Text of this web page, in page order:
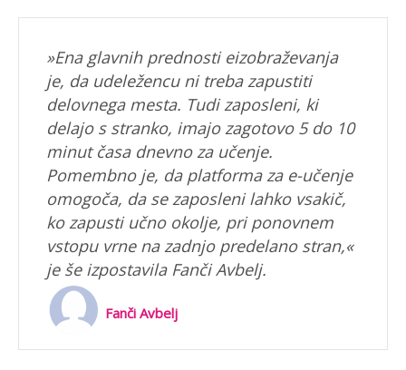
»Ena glavnih prednosti eizobraževanja
je, da udeležencu ni treba zapustiti
delovnega mesta. Tudi zaposleni, ki
delajo s stranko, imajo zagotovo 5 do 10
minut časa dnevno za učenje.
Pomembno je, da platforma za e-učenje
omogoča, da se zaposleni lahko vsakič,
ko zapusti učno okolje, pri ponovnem
vstopu vrne na zadnjo predelano stran,«
je še izpostavila Fanči Avbelj.
Fanči Avbelj